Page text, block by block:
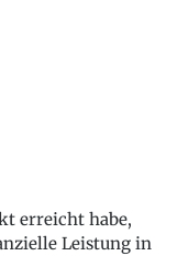
erreicht habe,
Leistung in